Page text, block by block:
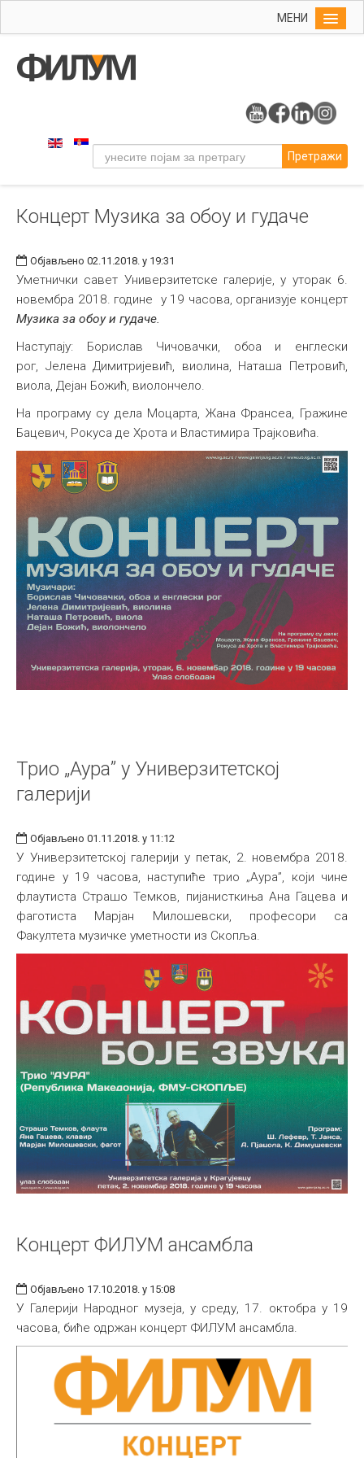
МЕНИ
Упис
Уметност
Музичка уметност
Издаваштво
Библиотека
Међународна
Претражи
Концерт Музика за обоу и гудаче
Објављено 02.11.2018. у 19:31
Уметнички савет Универзитетске галерије, у уторак 6.
новембра 2018. године у 19 часова, организује концерт
Музика за обоу и гудаче.
Наступају: Борислав Чичовачки, обоа и енглески
рог, Јелена Димитријевић, виолина, Наташа Петровић,
виола, Дејан Божић, виолончело.
На програму су дела Моцарта, Жана Франсеа, Гражине
Бацевич, Рокуса де Хрота и Властимира Трајковића.
Трио „Аура” у Универзитетској
галерији
Објављено 01.11.2018. у 11:12
У Универзитетској галерији у петак, 2. новембра 2018.
године у 19 часова, наступиће трио „Аура”, који чине
флаутиста Страшо Темков, пијанисткиња Ана Гацева и
фаготиста Марјан Милошевски, професори са
Факултета музичке уметности из Скопља.
Концерт ФИЛУМ ансамбла
Објављено 17.10.2018. у 15:08
У Галерији Народног музеја, у среду, 17. октобра у 19
часова, биће одржан концерт ФИЛУМ ансамбла.